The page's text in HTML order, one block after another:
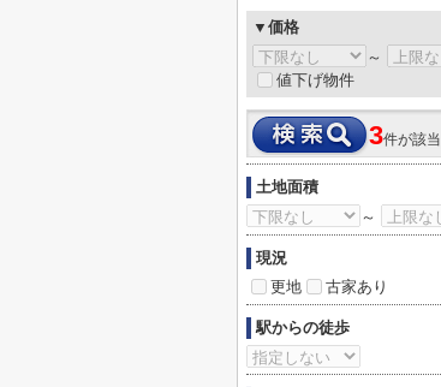
▼価格
～
値下げ物件
3件が該当
土地面積
～
現況
更地
古家あり
駅からの徒歩